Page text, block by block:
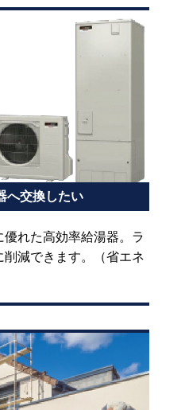
へ交換したい
れた高効率給湯器。ラ
減できます。（省エネ